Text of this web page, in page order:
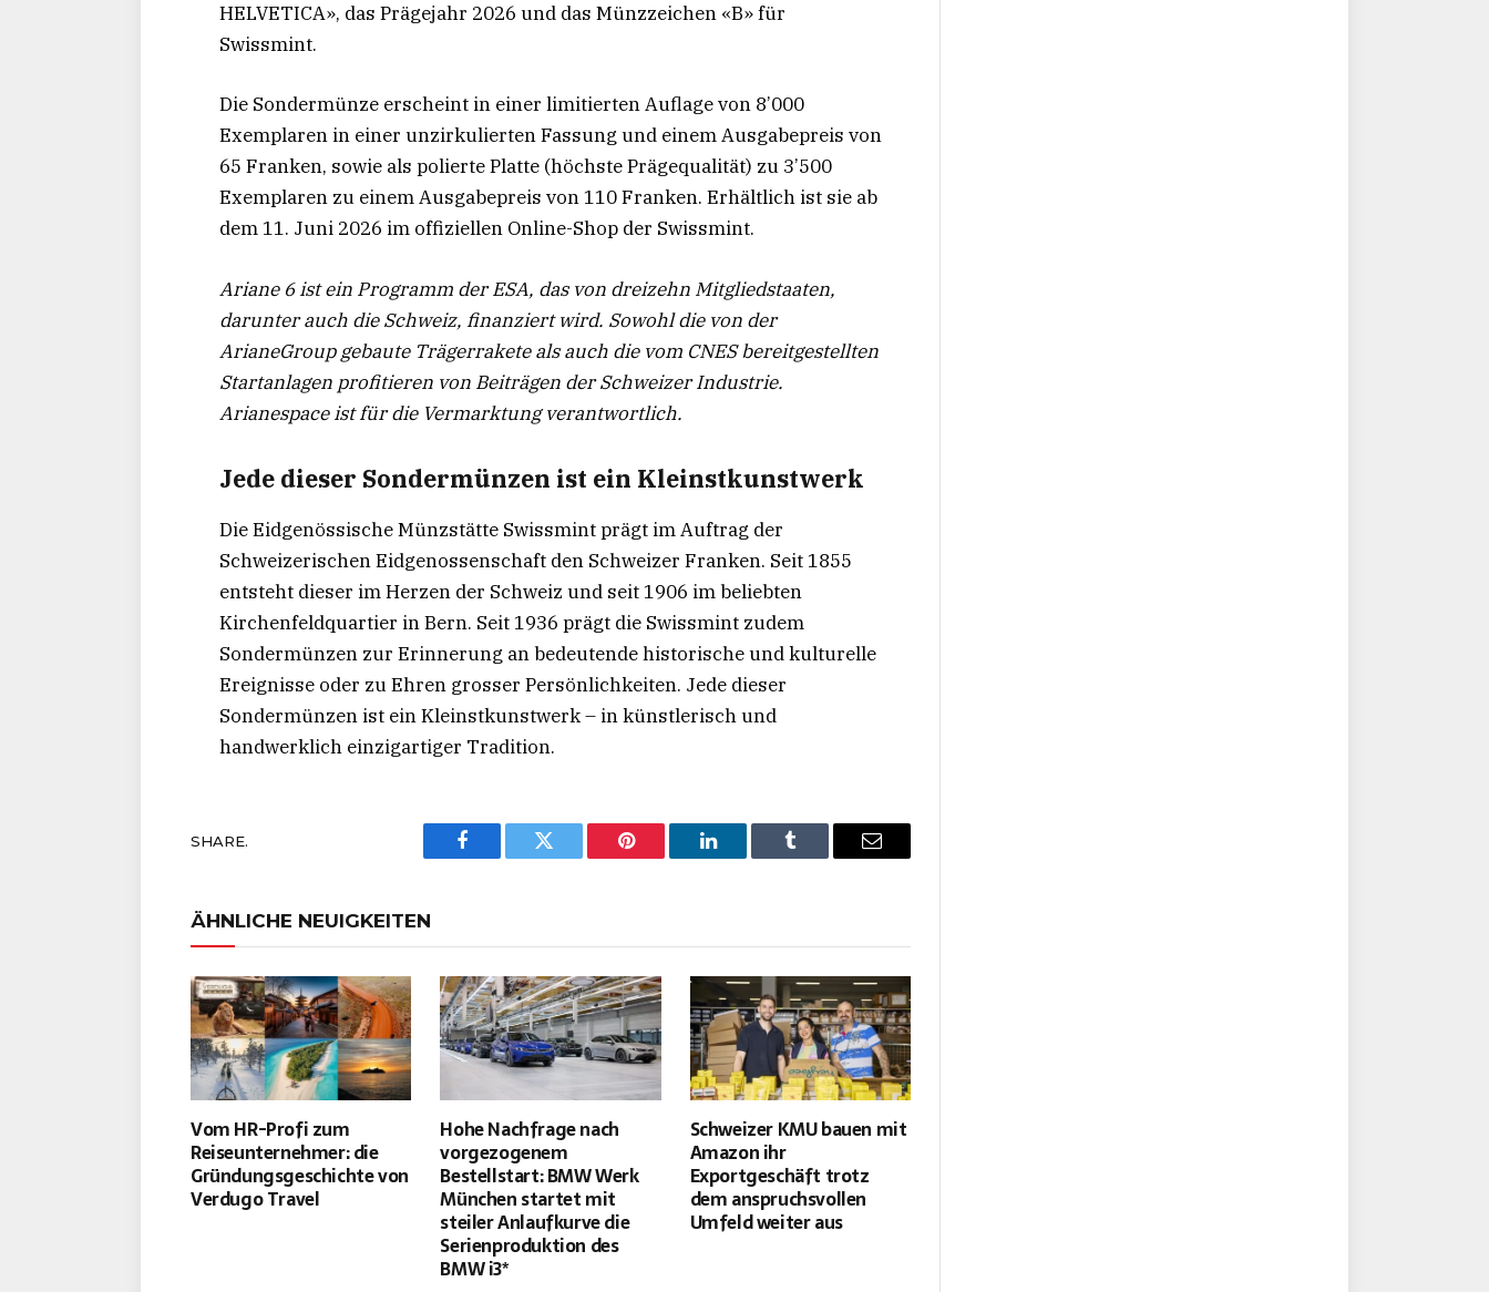
HELVETICA», das Prägejahr 2026 und das Münzzeichen «B» für
Swissmint.
Die Sondermünze erscheint in einer limitierten Auflage von 8’000
Exemplaren in einer unzirkulierten Fassung und einem Ausgabepreis von
65 Franken, sowie als polierte Platte (höchste Prägequalität) zu 3’500
Exemplaren zu einem Ausgabepreis von 110 Franken. Erhältlich ist sie ab
dem 11. Juni 2026 im offiziellen Online-Shop der Swissmint.
Ariane 6 ist ein Programm der ESA, das von dreizehn Mitgliedstaaten,
darunter auch die Schweiz, finanziert wird. Sowohl die von der
ArianeGroup gebaute Trägerrakete als auch die vom CNES bereitgestellten
Startanlagen profitieren von Beiträgen der Schweizer Industrie.
Arianespace ist für die Vermarktung verantwortlich.
Jede dieser Sondermünzen ist ein Kleinstkunstwerk
Die Eidgenössische Münzstätte Swissmint prägt im Auftrag der
Schweizerischen Eidgenossenschaft den Schweizer Franken. Seit 1855
entsteht dieser im Herzen der Schweiz und seit 1906 im beliebten
Kirchenfeldquartier in Bern. Seit 1936 prägt die Swissmint zudem
Sondermünzen zur Erinnerung an bedeutende historische und kulturelle
Ereignisse oder zu Ehren grosser Persönlichkeiten. Jede dieser
Sondermünzen ist ein Kleinstkunstwerk – in künstlerisch und
handwerklich einzigartiger Tradition.
SHARE.
Facebook Twitter Pinterest LinkedIn Tumblr Email
ÄHNLICHE NEUIGKEITEN
Vom HR-Profi zum
Reiseunternehmer: die
Gründungsgeschichte von
Verdugo Travel
Hohe Nachfrage nach
vorgezogenem
Bestellstart: BMW Werk
München startet mit
steiler Anlaufkurve die
Serienproduktion des
BMW i3*
Schweizer KMU bauen mit
Amazon ihr
Exportgeschäft trotz
dem anspruchsvollen
Umfeld weiter aus